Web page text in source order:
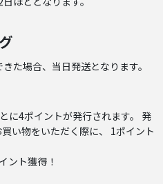
た場合、当日発送となります。
に4ポイントが発行されます。 発
い物をいただく際に、 1ポイント
ント獲得！